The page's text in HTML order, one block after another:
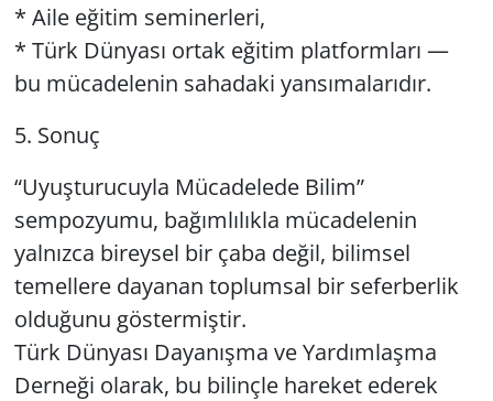
* Aile eğitim seminerleri,
* Türk Dünyası ortak eğitim platformları —
bu mücadelenin sahadaki yansımalarıdır.
5. Sonuç
“Uyuşturucuyla Mücadelede Bilim”
sempozyumu, bağımlılıkla mücadelenin
yalnızca bireysel bir çaba değil, bilimsel
temellere dayanan toplumsal bir seferberlik
olduğunu göstermiştir.
Türk Dünyası Dayanışma ve Yardımlaşma
Derneği olarak, bu bilinçle hareket ederek